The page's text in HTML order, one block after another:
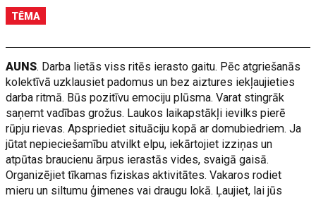
TĒMA
AUNS. Darba lietās viss ritēs ierasto gaitu. Pēc atgriešanās
kolektīvā uzklausiet padomus un bez aiztures iekļaujieties
darba ritmā. Būs pozitīvu emociju plūsma. Varat stingrāk
saņemt vadības grožus. Laukos laikapstākļi ievilks pierē
rūpju rievas. Apspriediet situāciju kopā ar domubiedriem. Ja
jūtat nepieciešamību atvilkt elpu, iekārtojiet izziņas un
atpūtas braucienu ārpus ierastās vides, svaigā gaisā.
Organizējiet tīkamas fiziskas aktivitātes. Vakaros rodiet
mieru un siltumu ģimenes vai draugu lokā. Ļaujiet, lai jūs